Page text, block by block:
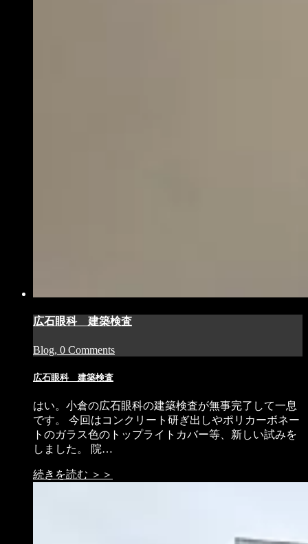
広石眼科 建築検査
Blog, 0 Comments
広石眼科 建築検査
はい。小倉の広石眼科の建築検査が無事完了して一息
です。 今回はコンクリート研ぎ出しやポリカーボネー
トのガラス色のトップライトカバー等、新しい試みを
しました。 院…
続きを読む ＞＞